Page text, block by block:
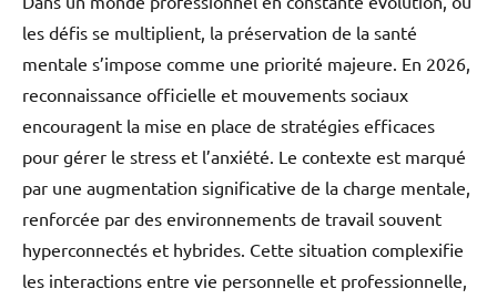
les défis se multiplient, la préservation de la santé
mentale s’impose comme une priorité majeure. En 2026,
reconnaissance officielle et mouvements sociaux
encouragent la mise en place de stratégies efficaces
pour gérer le stress et l’anxiété. Le contexte est marqué
par une augmentation significative de la charge mentale,
renforcée par des environnements de travail souvent
hyperconnectés et hybrides. Cette situation complexifie
les interactions entre vie personnelle et professionnelle,